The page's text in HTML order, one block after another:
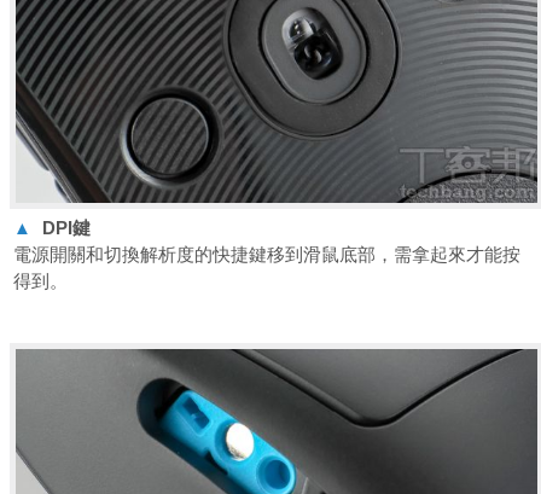
▲ DPI鍵
電源開關和切換解析度的快捷鍵移到滑鼠底部，需拿起來才能按
得到。